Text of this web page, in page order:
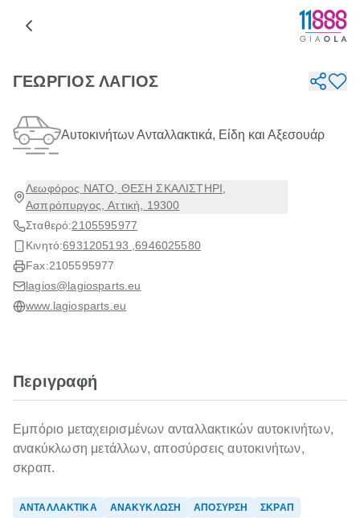
ΓΕΩΡΓΙΟΣ ΛΑΓΙΟΣ
Αυτοκινήτων Ανταλλακτικά, Είδη και Αξεσουάρ
Λεωφόρος NATO, ΘΕΣΗ ΣΚΑΛΙΣΤΗΡΙ,
Ασπρόπυργος, Αττική, 19300
Σταθερό:2105595977
Κινητό:6931205193 ,6946025580
Fax:2105595977
lagios@lagiosparts.eu
www.lagiosparts.eu
Περιγραφή
Εμπόριο μεταχειρισμένων ανταλλακτικών αυτοκινήτων,
ανακύκλωση μετάλλων, αποσύρσεις αυτοκινήτων,
σκραπ.
ΑΝΤΑΛΛΑΚΤΙΚΑ ΑΝΑΚΥΚΛΩΣΗ ΑΠΟΣΥΡΣΗ
ΣΚΡΑΠ